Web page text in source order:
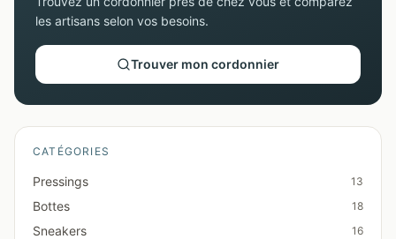
les artisans selon vos besoins.
Trouver mon cordonnier
CATÉGORIES
Pressings 13
Bottes 18
Sneakers 16